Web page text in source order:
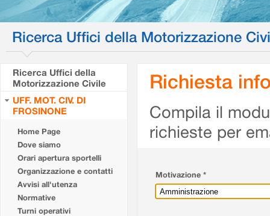
Ricerca Uffici della Motorizzazione
Ricerca Uffici della
Motorizzazione Civile
UFF. MOT. CIV. DI
FROSINONE
Home Page
Dove siamo
Orari apertura sportelli
Organizzazione e contatti
Avvisi all'utenza
Normative
Turni operativi
Richiesta
Compila il
richieste per
Motivazione *